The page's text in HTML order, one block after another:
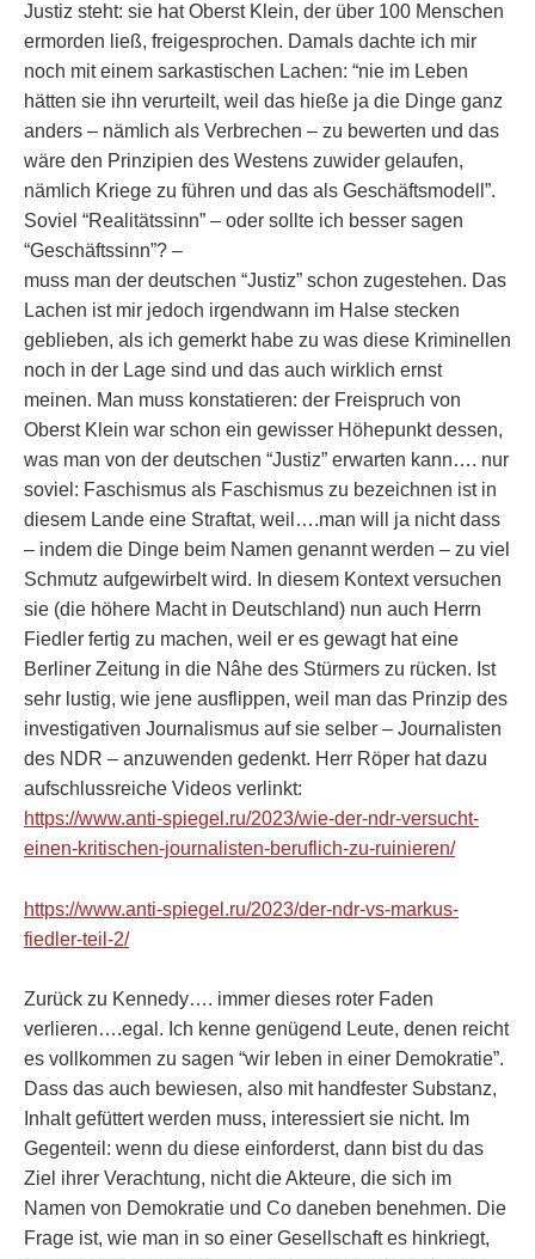
Justiz steht: sie hat Oberst Klein, der über 100 Menschen
ermorden ließ, freigesprochen. Damals dachte ich mir
noch mit einem sarkastischen Lachen: “nie im Leben
hätten sie ihn verurteilt, weil das hieße ja die Dinge ganz
anders – nämlich als Verbrechen – zu bewerten und das
wäre den Prinzipien des Westens zuwider gelaufen,
nämlich Kriege zu führen und das als Geschäftsmodell”.
Soviel “Realitätssinn” – oder sollte ich besser sagen
“Geschäftssinn”? –
muss man der deutschen “Justiz” schon zugestehen. Das
Lachen ist mir jedoch irgendwann im Halse stecken
geblieben, als ich gemerkt habe zu was diese Kriminellen
noch in der Lage sind und das auch wirklich ernst
meinen. Man muss konstatieren: der Freispruch von
Oberst Klein war schon ein gewisser Höhepunkt dessen,
was man von der deutschen “Justiz” erwarten kann…. nur
soviel: Faschismus als Faschismus zu bezeichnen ist in
diesem Lande eine Straftat, weil….man will ja nicht dass
– indem die Dinge beim Namen genannt werden – zu viel
Schmutz aufgewirbelt wird. In diesem Kontext versuchen
sie (die höhere Macht in Deutschland) nun auch Herrn
Fiedler fertig zu machen, weil er es gewagt hat eine
Berliner Zeitung in die Nâhe des Stürmers zu rücken. Ist
sehr lustig, wie jene ausflippen, weil man das Prinzip des
investigativen Journalismus auf sie selber – Journalisten
des NDR – anzuwenden gedenkt. Herr Röper hat dazu
aufschlussreiche Videos verlinkt:
https://www.anti-spiegel.ru/2023/wie-der-ndr-versucht-
einen-kritischen-journalisten-beruflich-zu-ruinieren/
https://www.anti-spiegel.ru/2023/der-ndr-vs-markus-
fiedler-teil-2/
Zurück zu Kennedy…. immer dieses roter Faden
verlieren….egal. Ich kenne genügend Leute, denen reicht
es vollkommen zu sagen “wir leben in einer Demokratie”.
Dass das auch bewiesen, also mit handfester Substanz,
Inhalt gefüttert werden muss, interessiert sie nicht. Im
Gegenteil: wenn du diese einforderst, dann bist du das
Ziel ihrer Verachtung, nicht die Akteure, die sich im
Namen von Demokratie und Co daneben benehmen. Die
Frage ist, wie man in so einer Gesellschaft es hinkriegt,